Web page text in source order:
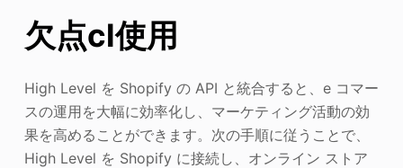
欠点cl使用
High Level を Shopify の API と統合すると、e コマー
スの運用を大幅に効率化し、マーケティング活動の効
果を高めることができます。次の手順に従うことで、
High Level を Shopify に接続し、オンライン ストア